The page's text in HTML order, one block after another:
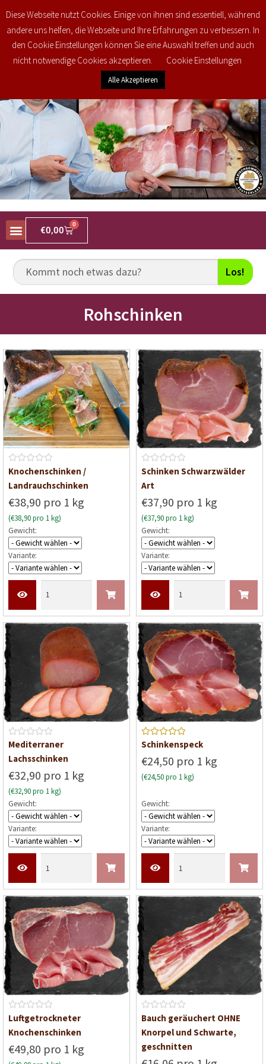
34516 und 35104 ab 25€ brutto Bestellwert! Weitere Informationen finden Sie
unterVersand & Lieferung
€0,00
0
Los!
Rohschinken
B
e
e
r
t
e
t
m
i
v
o
5
Knochenschinken /
Landrauchschinken
€38,90 pro 1 kg
(€38,90 pro 1 kg)
Gewicht:
Variante:
B
e
e
r
t
e
t
m
i
v
o
n
5
Schinken Schwarzwälder
Art
€37,90 pro 1 kg
(€37,90 pro 1 kg)
Gewicht:
Variante:
B
e
e
r
t
e
t
m
i
v
o
n
5
Mediterraner
Lachsschinken
€32,90 pro 1 kg
(€32,90 pro 1 kg)
Gewicht:
Variante:
Bewerte
von 5
Schinkenspeck
€24,50 pro 1 kg
(€24,50 pro 1 kg)
Gewicht:
Variante:
B
e
e
Luftgetrockneter
Knochenschinken
€49,80 pro 1 kg
B
e
e
Bauch geräuchert OHNE
Knorpel und Schwarte,
geschnitten
Diese Webseite nutzt Cookies. Einige von ihnen sind essentiell, während
andere uns helfen, die Webseite und Ihre Erfahrungen zu verbessern. In
den Cookie Einstellungen können Sie eine Auswahl treffen und auch
nicht notwendige Cookies akzeptieren.
Cookie Einstellungen
Alle Akzeptieren